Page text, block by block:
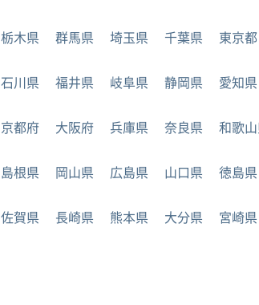
栃木県 群馬県 埼玉県 千葉県 東京都
石川県 福井県 岐阜県 静岡県 愛知県
京都府 大阪府 兵庫県 奈良県 和歌
島根県 岡山県 広島県 山口県 徳島県
佐賀県 長崎県 熊本県 大分県 宮崎県